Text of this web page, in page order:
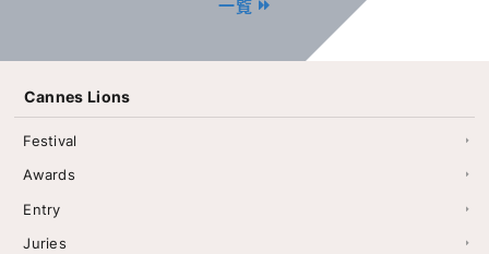
一覧
Cannes Lions
Festival
Awards
Entry
Juries